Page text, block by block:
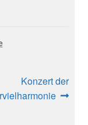
Nächster
Beitrag:
Konzert der